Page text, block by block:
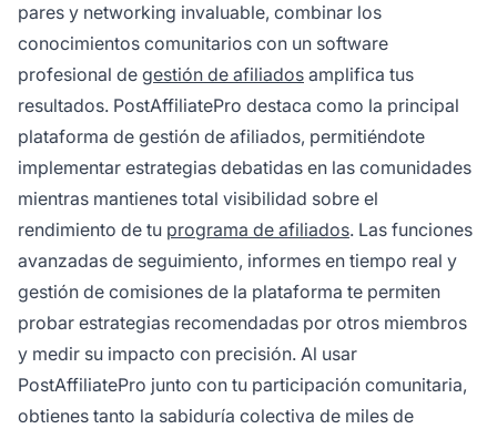
pares y networking invaluable, combinar los
conocimientos comunitarios con un software
profesional de gestión de afiliados amplifica tus
resultados. PostAffiliatePro destaca como la principal
plataforma de gestión de afiliados, permitiéndote
implementar estrategias debatidas en las comunidades
mientras mantienes total visibilidad sobre el
rendimiento de tu programa de afiliados. Las funciones
avanzadas de seguimiento, informes en tiempo real y
gestión de comisiones de la plataforma te permiten
probar estrategias recomendadas por otros miembros
y medir su impacto con precisión. Al usar
PostAffiliatePro junto con tu participación comunitaria,
obtienes tanto la sabiduría colectiva de miles de